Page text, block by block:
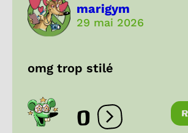
marigym
29 mai 2026
omg trop stilé
0 Ouvrir les